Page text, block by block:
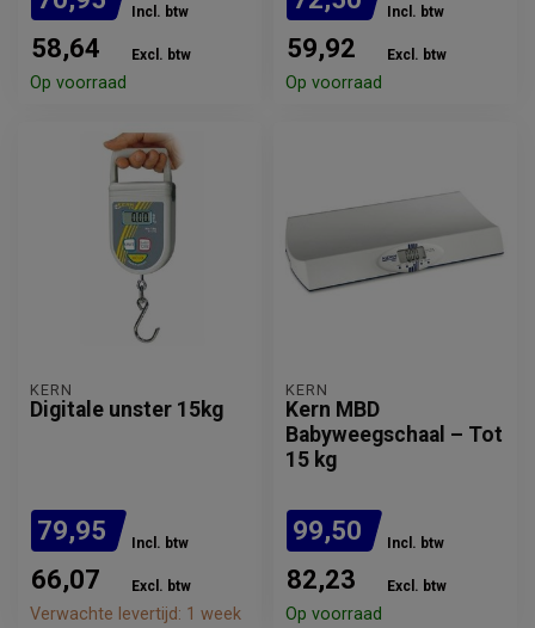
Incl. btw
58,64 Excl. btw
Op voorraad
Incl. btw
59,92 Excl. btw
Op voorraad
KERN
Digitale unster 15kg
79,95 Incl. btw
66,07 Excl. btw
Verwachte levertijd: 1 week
KERN
Kern MBD
Babyweegschaal – Tot
15 kg
99,50 Incl. btw
82,23 Excl. btw
Op voorraad